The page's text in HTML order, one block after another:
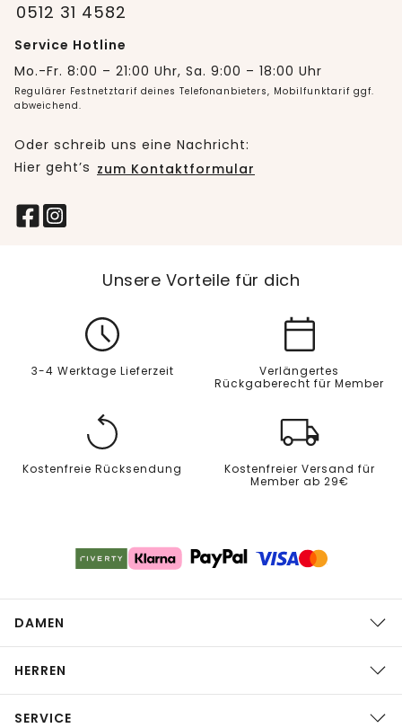
0512 31 4582
Service Hotline
Mo.-Fr. 8:00 – 21:00 Uhr, Sa. 9:00 – 18:00 Uhr
Regulärer Festnetztarif deines Telefonanbieters, Mobilfunktarif ggf.
abweichend.
Oder schreib uns eine Nachricht:
Hier geht’s zum Kontaktformular
Unsere Vorteile für dich
3-4 Werktage Lieferzeit
Verlängertes
Rückgaberecht für Member
Kostenfreie Rücksendung
Kostenfreier Versand für
Member ab 29€
DAMEN
HERREN
SERVICE